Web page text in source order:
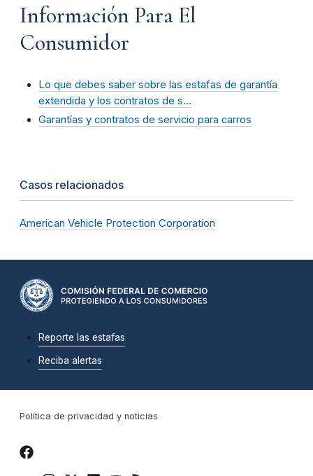
Información Para El
Consumidor
Lo que debes saber sobre las estafas de garantía
extendida y los contratos de s…
Garantías y contratos de servicio para carros
Casos relacionados
American Vehicle Protection Corporation
Reporte las estafas
Reciba alertas
Política de privacidad y noticias